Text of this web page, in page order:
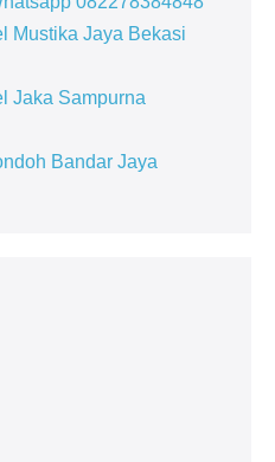
Mustika Jaya Bekasi
Jaka Sampurna
Bandar Jaya